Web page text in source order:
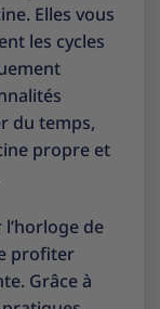
Elles vous
les cycles
du temps,
propre et
de
profiter
Grâce à